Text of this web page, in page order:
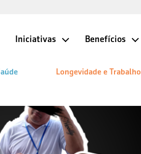
Iniciativas Benefícios
Longevidade e Trabalho